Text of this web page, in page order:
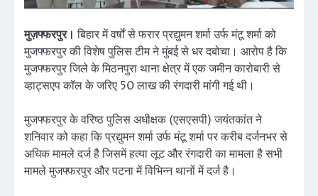
मुज़फ्फरपुर। बिहार में वर्षों से फरार प्रद्युमन शर्मा उर्फ मंटू शर्मा को
मुजफ्फरपुर की विशेष पुलिस टीम ने मुंबई से धर दबोचा। आरोप है कि
मुजफ्फरपुर जिले के मिठनपुरा थाना क्षेत्र में एक जमीन कारोबारी से
व्हाट्सएप कॉल के जरिए 50 लाख की रंगदारी मांगी गई थी।
मुजफ्फरपुर के वरिष्ठ पुलिस अधीक्षक (एसएसपी) जयंतकांत ने
शनिवार को कहा कि प्रद्युमन शर्मा उर्फ मंटू शर्मा पर करीब दर्जनभर से
अधिक मामले दर्ज है जिसमें हत्या लूट और रंगदारी का मामला है सभी
मामले मुजफ्फरपुर और पटना में विभिन्न थानों में दर्ज है।